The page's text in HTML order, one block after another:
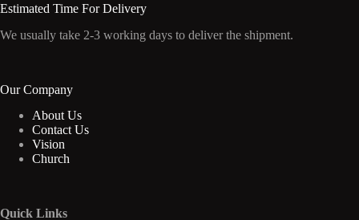
Estimated Time For Delivery
We usually take 2-3 working days to deliver the shipment.
Our Company
About Us
Contact Us
Vision
Church
Quick Links